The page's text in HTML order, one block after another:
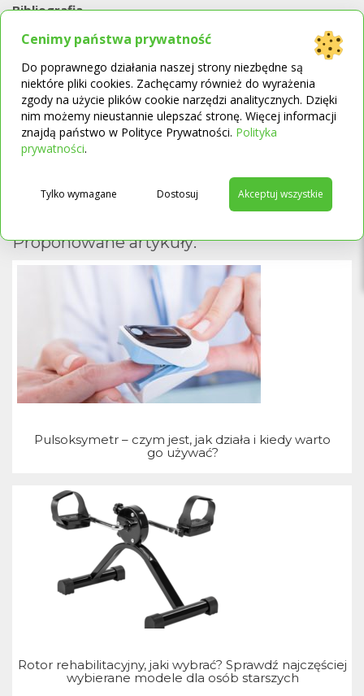
Bibliografia
Gąsiorowski J., Sciepurko J. Magnetoterapia – bezpieczna
alternatywa w walce z bólem. Dostęp: 15.07.2023
http://vigget.pl/images/fizjoterapia.pdf
Kraszewski W., Syrek P. Magnetoterapia – zastosowanie
pola magnetycznego w leczeniu oraz zagrożenia z nim
związane. Prace Instytutu Elektrotechniki 2010, zeszyt 248,
s. 213-228.
Onik G., Knapik K., Sieroń-Stołtny K. i wsp. Leczenie
https://ppm.edu.pl/docstore/download/
Proponowane artykuły:
Pulsoksymetr – czym jest, jak działa i kiedy warto
go używać?
Rotor rehabilitacyjny, jaki wybrać? Sprawdź najczęściej
wybierane modele dla osób starszych
Cenimy państwa prywatność
Do poprawnego działania naszej strony niezbędne są
niektóre pliki cookies. Zachęcamy również do wyrażenia
zgody na użycie plików cookie narzędzi analitycznych. Dzięki
nim możemy nieustannie ulepszać stronę. Więcej informacji
znajdą państwo w Polityce Prywatności. Polityka
prywatności.
Dostosuj
Tylko wymagane Akceptuj wszystkie